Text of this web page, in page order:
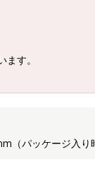
す。
（パッケージ入り